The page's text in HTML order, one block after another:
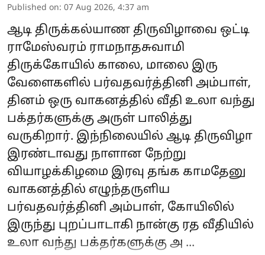
Published on: 07 Aug 2026, 4:37 am
ஆடி திருக்கல்யாண திருவிழாவை ஒட்டி
ராமேஸ்வரம் ராமநாதசுவாமி
திருக்கோயில் காலை, மாலை இரு
வேளைகளில் பர்வதவர்த்தினி அம்பாள்,
தினம் ஒரு வாகனத்தில் வீதி உலா வந்து
பக்தர்களுக்கு அருள் பாலித்து
வருகிறார். இந்நிலையில் ஆடி திருவிழா
இரண்டாவது நாளான நேற்று
வியாழக்கிழமை இரவு தங்க காமதேனு
வாகனத்தில் எழுந்தருளிய
பர்வதவர்த்தினி அம்பாள், கோயிலில்
இருந்து புறப்பாடாகி நான்கு ரத வீதியில்
உலா வந்து பக்தர்களுக்கு அ ...